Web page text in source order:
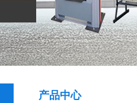
产品中心